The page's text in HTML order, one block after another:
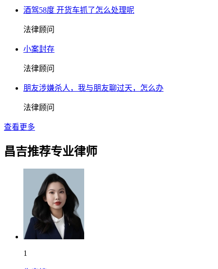
酒驾58度 开货车抓了怎么处理呢
法律顾问
小案封存
法律顾问
朋友涉嫌杀人，我与朋友聊过天，怎么办
法律顾问
查看更多
昌吉推荐专业律师
1